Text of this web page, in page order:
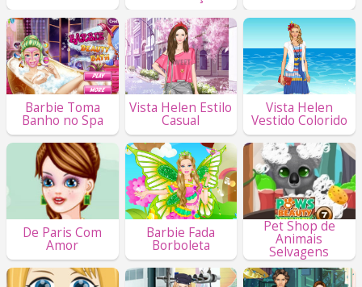
Barbie Toma
Banho no Spa
Vista Helen Estilo
Casual
Vista Helen
Vestido Colorido
De Paris Com
Amor
Barbie Fada
Borboleta
Pet Shop de
Animais
Selvagens